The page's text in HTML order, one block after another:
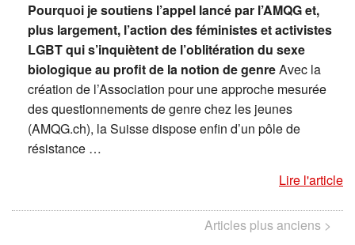
Pourquoi je soutiens l’appel lancé par l’AMQG et,
plus largement, l’action des féministes et activistes
LGBT qui s’inquiètent de l’oblitération du sexe
biologique au profit de la notion de genreAvec la
création de l’Association pour une approche mesurée
des questionnements de genre chez les jeunes
(AMQG.ch), la Suisse dispose enfin d’un pôle de
résistance …
Lire l'article
Articles plus anciens >